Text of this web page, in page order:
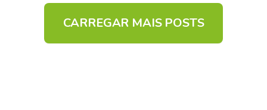
CARREGAR MAIS POSTS